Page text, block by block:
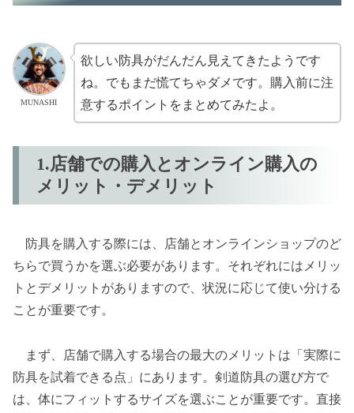
MUNASHI
欲しい防具がだんだん見えてきたようです
ね。でもまだ慌てちゃダメです。購入前に注
意するポイントをまとめてみたよ。
1.店舗での購入とオンライン購入の
メリット・デメリット
防具を購入する際には、店舗とオンラインショップのど
ちらで買うかを選ぶ必要があります。それぞれにはメリッ
トとデメリットがありますので、状況に応じて使い分ける
ことが重要です。
まず、店舗で購入する場合の最大のメリットは「実際に
防具を試着できる点」にあります。剣道防具の選び方で
は、体にフィットするサイズを選ぶことが重要です。直接